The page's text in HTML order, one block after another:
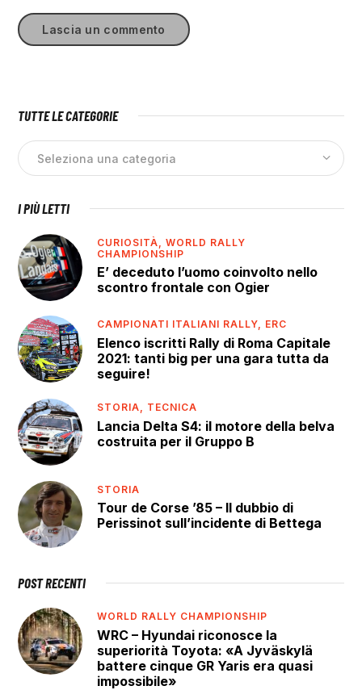
TUTTE LE CATEGORIE
I PIÙ LETTI
CURIOSITÀ,WORLD RALLY
CHAMPIONSHIP
E’ deceduto l’uomo coinvolto nello
scontro frontale con Ogier
CAMPIONATI ITALIANI RALLY, ERC
Elenco iscritti Rally di Roma Capitale
2021: tanti big per una gara tutta da
seguire!
STORIA, TECNICA
Lancia Delta S4: il motore della belva
costruita per il Gruppo B
STORIA
Tour de Corse ’85 – Il dubbio di
Perissinot sull’incidente di Bettega
POST RECENTI
WORLD RALLY CHAMPIONSHIP
WRC – Hyundai riconosce la
superiorità Toyota: «A Jyväskylä
battere cinque GR Yaris era quasi
impossibile»